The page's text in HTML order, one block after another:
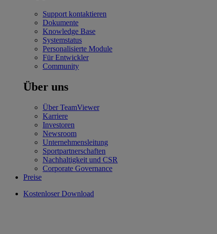
Support kontaktieren
Dokumente
Knowledge Base
Systemstatus
Personalisierte Module
Für Entwickler
Community
Über uns
Über TeamViewer
Karriere
Investoren
Newsroom
Unternehmensleitung
Sportpartnerschaften
Nachhaltigkeit und CSR
Corporate Governance
Preise
Kostenloser Download